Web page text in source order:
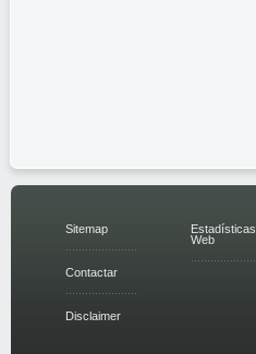
Sitemap
Contactar
Disclaimer
Estadísticas
Web